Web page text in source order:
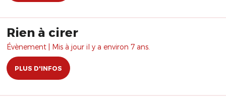
Rien à cirer
Évènement | Mis à jour il y a environ 7 ans.
PLUS D'INFOS